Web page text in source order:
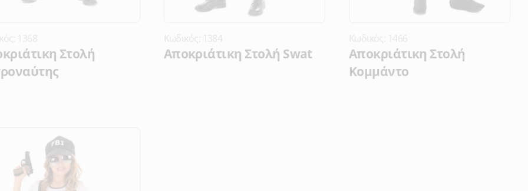
1368
Στολή
Κωδικός: 1384
Αποκριάτικη Στολή Swat
Κωδικός: 1466
Αποκριάτικη Στολή
Κομμάντο